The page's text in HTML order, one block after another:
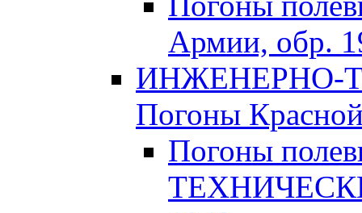
Армии, обр.
ИНЖЕНЕРНО-
Погоны
Погоны